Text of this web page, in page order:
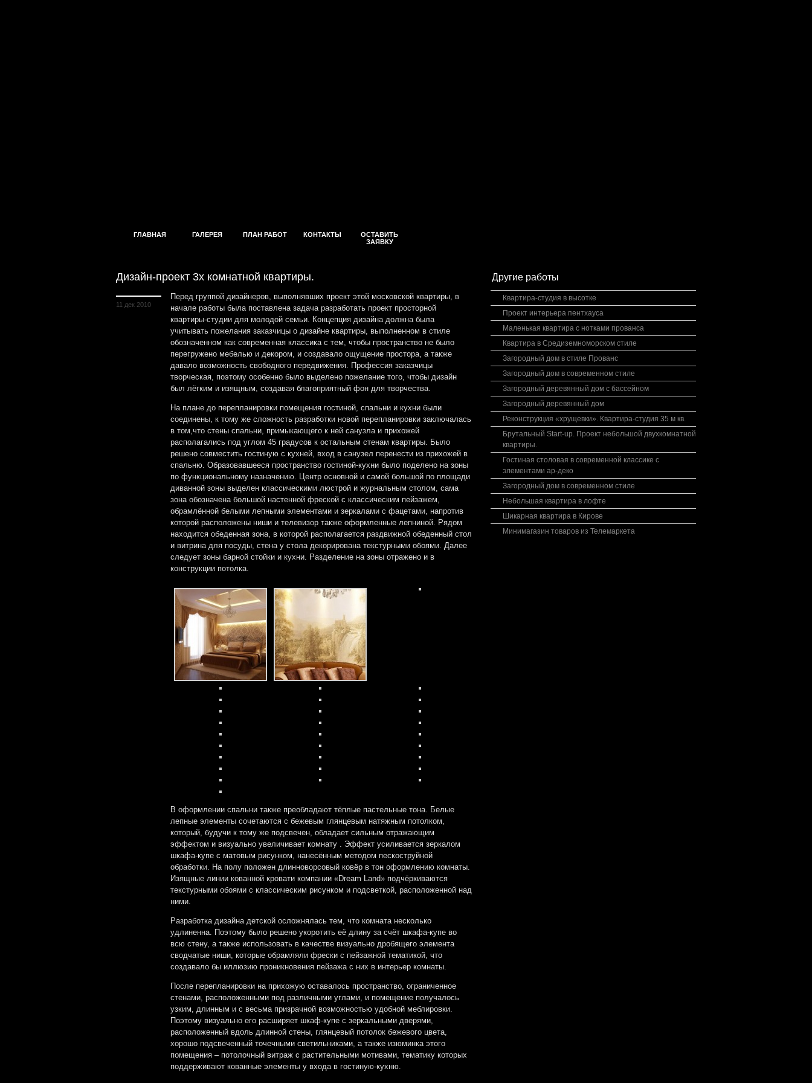
ГЛАВНАЯ ГАЛЕРЕЯ ПЛАН РАБОТ КОНТАКТЫ
ОСТАВИТЬ
ЗАЯВКУ
Дизайн-проект 3х комнатной квартиры.
11 дек 2010
Перед группой дизайнеров, выполнявших проект этой московской квартиры, в
начале работы была поставлена задача разработать проект просторной
квартиры-студии для молодой семьи. Концепция дизайна должна была
учитывать пожелания заказчицы о дизайне квартиры, выполненном в стиле
обозначенном как современная классика с тем, чтобы пространство не было
перегружено мебелью и декором, и создавало ощущение простора, а также
давало возможность свободного передвижения. Профессия заказчицы
творческая, поэтому особенно было выделено пожелание того, чтобы дизайн
был лёгким и изящным, создавая благоприятный фон для творчества.
На плане до перепланировки помещения гостиной, спальни и кухни были
соединены, к тому же сложность разработки новой перепланировки заключалась
в том,что стены спальни, примыкающего к ней санузла и прихожей
располагались под углом 45 градусов к остальным стенам квартиры. Было
решено совместить гостиную с кухней, вход в санузел перенести из прихожей в
спальню. Образовавшееся пространство гостиной-кухни было поделено на зоны
по функциональному назначению. Центр основной и самой большой по площади
диванной зоны выделен классическими люстрой и журнальным столом, сама
зона обозначена большой настенной фреской с классическим пейзажем,
обрамлённой белыми лепными элементами и зеркалами с фацетами, напротив
которой расположены ниши и телевизор также оформленные лепниной. Рядом
находится обеденная зона, в которой располагается раздвижной обеденный стол
и витрина для посуды, стена у стола декорирована текстурными обоями. Далее
следует зоны барной стойки и кухни. Разделение на зоны отражено и в
конструкции потолка.
В оформлении спальни также преобладают тёплые пастельные тона. Белые
лепные элементы сочетаются с бежевым глянцевым натяжным потолком,
который, будучи к тому же подсвечен, обладает сильным отражающим
эффектом и визуально увеличивает комнату . Эффект усиливается зеркалом
шкафа-купе с матовым рисунком, нанесённым методом пескоструйной
обработки. На полу положен длинноворсовый ковёр в тон оформлению комнаты.
Изящные линии кованной кровати компании «Dream Land» подчёркиваются
текстурными обоями с классическим рисунком и подсветкой, расположенной над
ними.
Разработка дизайна детской осложнялась тем, что комната несколько
удлиненна. Поэтому было решено укоротить её длину за счёт шкафа-купе во
всю стену, а также использовать в качестве визуально дробящего элемента
сводчатые ниши, которые обрамляли фрески с пейзажной тематикой, что
создавало бы иллюзию проникновения пейзажа с них в интерьер комнаты.
После перепланировки на прихожую оставалось пространство, ограниченное
стенами, расположенными под различными углами, и помещение получалось
узким, длинным и с весьма призрачной возможностью удобной меблировки.
Поэтому визуально его расширяет шкаф-купе с зеркальными дверями,
расположенный вдоль длинной стены, глянцевый потолок бежевого цвета,
хорошо подсвеченный точечными светильниками, а также изюминка этого
помещения – потолочный витраж с растительными мотивами, тематику которых
поддерживают кованные элементы у входа в гостиную-кухню.
Другие работы
Квартира-студия в высотке
Проект интерьера пентхауса
Маленькая квартира с нотками прованса
Квартира в Средиземноморском стиле
Загородный дом в стиле Прованс
Загородный дом в современном стиле
Загородный деревянный дом с бассейном
Загородный деревянный дом
Реконструкция «хрущевки». Квартира-студия 35 м кв.
Брутальный Start-up. Проект небольшой двухкомнатной
квартиры.
Гостиная столовая в современной классике с
элементами ар-деко
Загородный дом в современном стиле
Небольшая квартира в лофте
Шикарная квартира в Кирове
Минимагазин товаров из Телемаркета